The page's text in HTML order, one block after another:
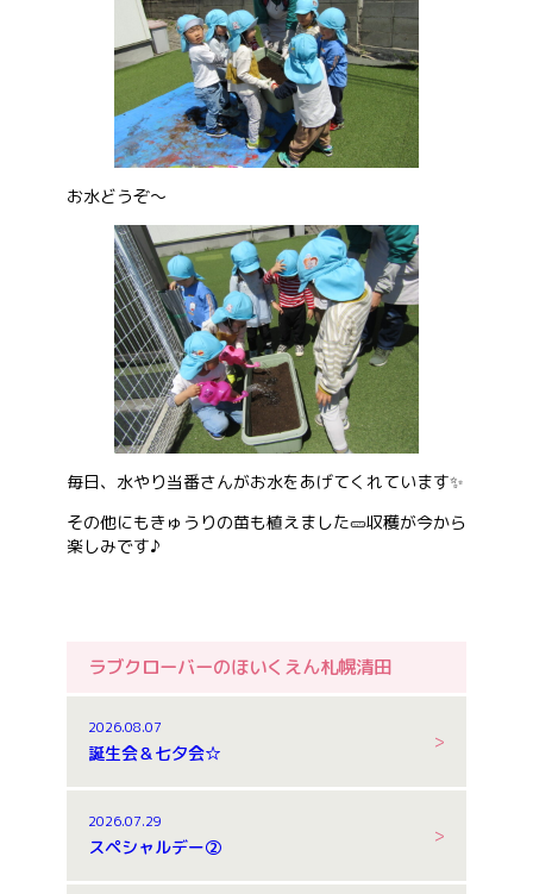
お水どうぞ～
毎日、水やり当番さんがお水をあげてくれています✨
その他にもきゅうりの苗も植えました🥒収穫が今から
楽しみです♪
ラブクローバーのほいくえん札幌清田
2026.08.07
誕生会＆七夕会☆
2026.07.29
スペシャルデー②